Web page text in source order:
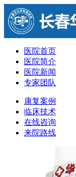
医院首页
医院简介
医院新闻
专家团队
康复案例
临床技术
在线咨询
来院路线